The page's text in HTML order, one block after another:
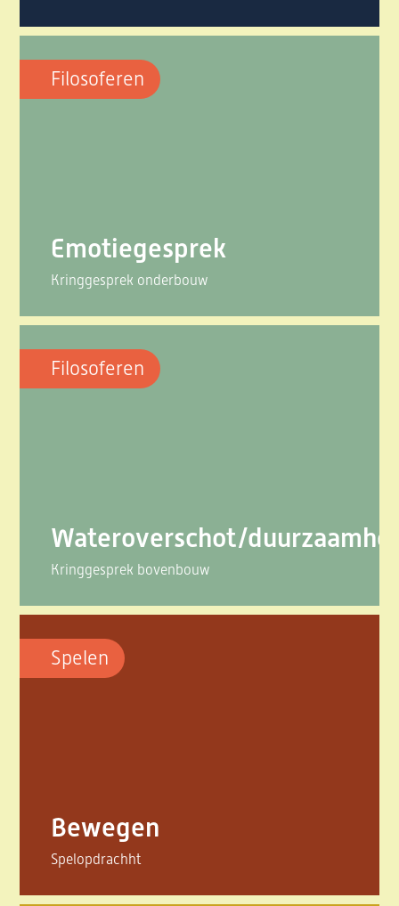
Filosoferen
Emotiegesprek
Kringgesprek onderbouw
Filosoferen
Wateroverschot/
Kringgesprek bovenbouw
Spelen
Bewegen
Spelopdrachht